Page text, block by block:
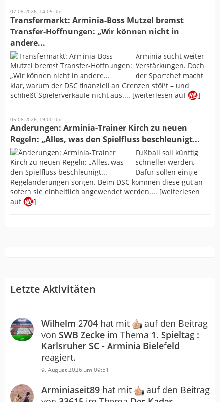
07.08.2026, 14:05 Uhr
Transfermarkt: Arminia-Boss Mutzel bremst
Transfer-Hoffnungen: „Wir können nicht in
andere...
Arminia sucht weiter
Verstärkungen. Doch
der Sportchef macht
klar, warum der DSC finanziell an Grenzen stößt – und
schließt Spielerverkäufe nicht aus.... [weiterlesen auf
]
05.08.2026, 19:00 Uhr
Änderungen: Arminia-Trainer Kirch zu neuen
Regeln: „Alles, was den Spielfluss beschleunigt...
Fußball soll künftig
schneller werden.
Dafür sollen einige
Regeländerungen sorgen. Beim DSC kommen diese gut an –
sofern sie einheitlich angewendet werden.... [weiterlesen
auf
]
Letzte Aktivitäten
Wilhelm 2704 hat mit
auf den Beitrag
von SWB Zecke im Thema 1. Spieltag :
Karlsruher SC - Arminia Bielefeld
reagiert.
9. August 2026 um 09:51
Arminiaseit89 hat mit
auf den Beitrag